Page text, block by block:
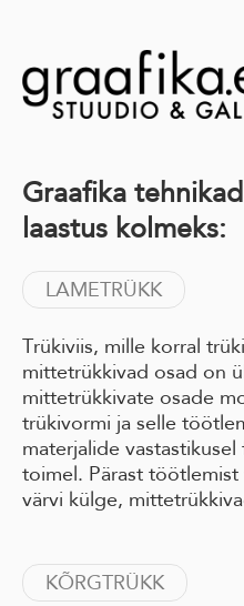
Graafika
laastus kolmeks:
LAMETRÜKK
Trükiviis, mille korral
mittetrükkivad osad on
mittetrükkivate osade
trükivormi ja selle
materjalide
toimel. Pärast
värvi külge,
KÕRGTRÜKK